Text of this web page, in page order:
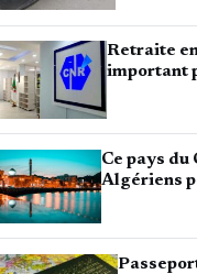
Retraite
important
Ce pays du
Algériens